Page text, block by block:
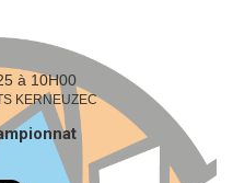
à 10H00
KERNEUZEC